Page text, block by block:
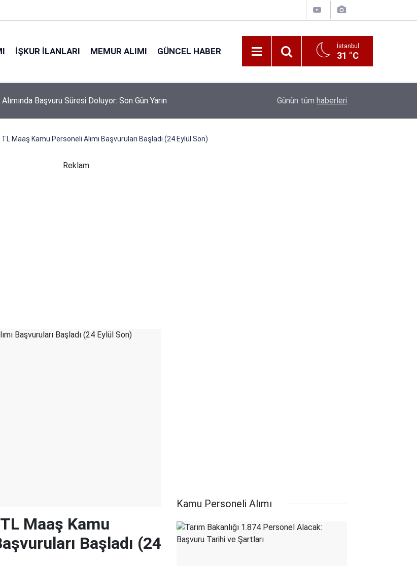
İŞKUR İLANLARI MEMUR ALIMI GÜNCEL HABER İstanbul
31 °C
Başvuru Süresi Doluyor: Son Gün Yarın Kıyı Emniyeti Genel Müdürlüğü 26 İşçi Alımı
Günün tüm haberleri
Maaş Kamu Personeli Alımı Başvuruları Başladı (24 Eylül Son)
Reklam
Maaş Kamu
Başladı (24
Kamu Personeli Alımı